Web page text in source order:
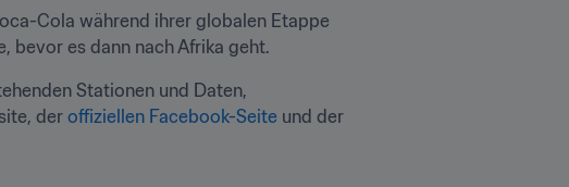
Cola während ihrer globalen Etappe
bevor es dann nach Afrika geht.
Stationen und Daten,
der offiziellen Facebook-Seite